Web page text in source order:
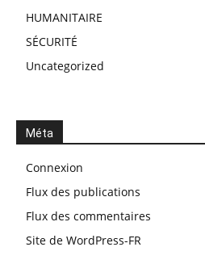
HUMANITAIRE
SÉCURITÉ
Uncategorized
Méta
Connexion
Flux des publications
Flux des commentaires
Site de WordPress-FR